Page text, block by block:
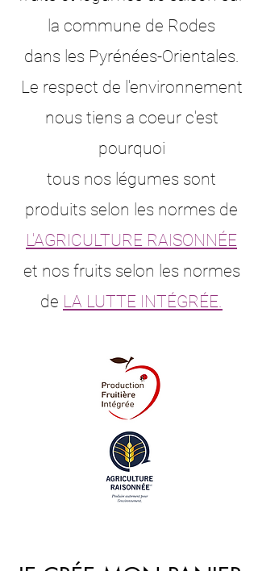
la commune de Rodes
dans les Pyrénées-Orientales.
Le respect de l'environnement
nous tiens a coeur c'est
pourquoi
tous nos légumes sont
produits selon les normes de
L'AGRICULTURE RAISONNÉE
et nos fruits selon les normes
de LA LUTTE INTÉGRÉE.